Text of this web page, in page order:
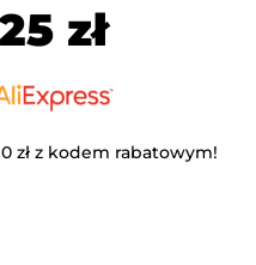
25 zł
zł z kodem rabatowym!